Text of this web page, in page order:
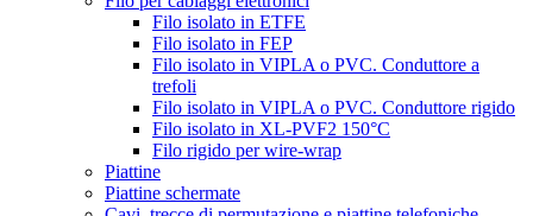
Filo isolato in ETFE
Filo isolato in FEP
Filo isolato in VIPLA o PVC. Conduttore a
trefoli
Filo isolato in VIPLA o PVC. Conduttore rigido
Filo isolato in XL-PVF2 150°C
Filo rigido per wire-wrap
Piattine
Piattine schermate